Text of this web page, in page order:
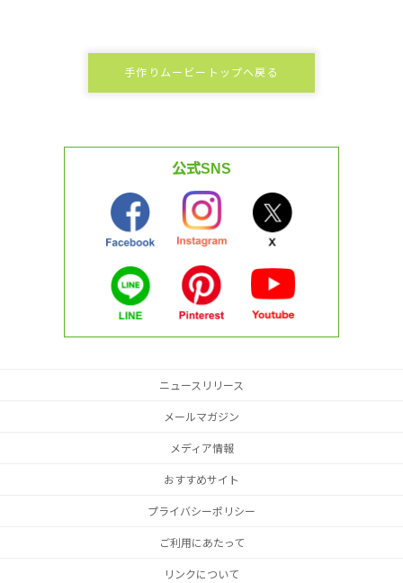
手作りムービートップへ戻る
公式SNS
ニュースリリース
メールマガジン
メディア情報
おすすめサイト
プライバシーポリシー
ご利用にあたって
リンクについて